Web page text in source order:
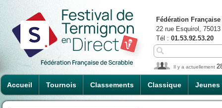
Accueil Tournois Classements Classique Jeunes
Fédération
22 rue Esquirol,
Tél : 01.53.92.53.20
Il y a actuellement